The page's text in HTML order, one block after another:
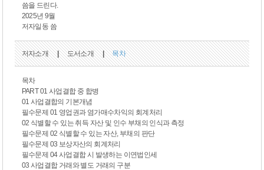
씀을 드린다.
2025년 9월
저자일동 씀
저자소개 | 도서소개 | 목차
목차
PART 01 사업결합 중 합병
01 사업결합의 기본개념
필수문제 01 영업권과 염가매수차익의 회계처리
02 식별할 수 있는 취득 자산 및 인수 부채의 인식과 측정
필수문제 02 식별할 수 있는 자산, 부채의 판단
필수문제 03 보상자산의 회계처리
필수문제 04 사업결합 시 발생하는 이연법인세
03 사업결합 거래와 별도 거래의 구분